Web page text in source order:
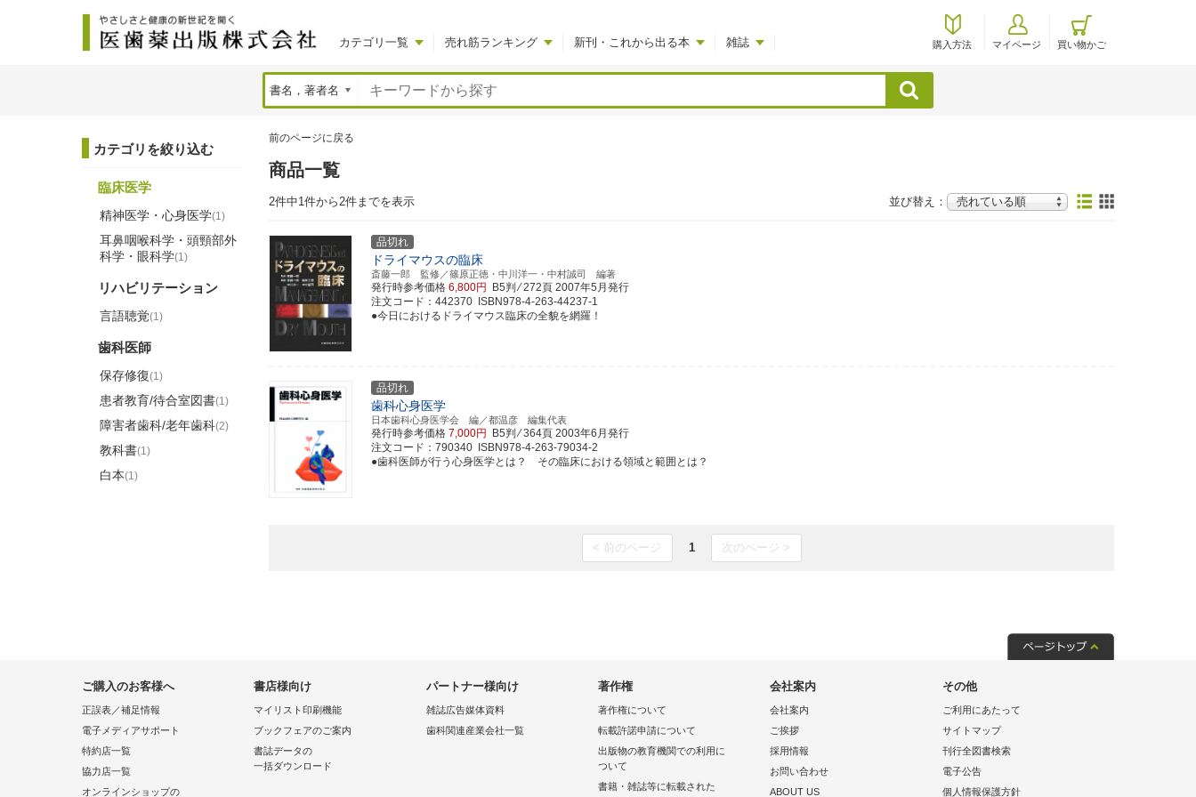
カテゴリ一覧 売れ筋ランキング 新刊・これから出る本 雑誌 購入方法 マイページ 買い物かご
検索
前のページに戻る
商品一覧
2件中1件から2件までを表示 並び替え：
品切れ
ドライマウスの臨床
斎藤一郎 監修／篠原正徳・中川洋一・中村誠司 編著
発行時参考価格 6,800円 B5判 ⁄ 272頁 2007年5月発行
注文コード：442370 ISBN978-4-263-44237-1
●今日におけるドライマウス臨床の全貌を網羅！
品切れ
歯科心身医学
日本歯科心身医学会 編／都温彦 編集代表
発行時参考価格 7,000円 B5判 ⁄ 364頁 2003年6月発行
注文コード：790340 ISBN978-4-263-79034-2
●歯科医師が行う心身医学とは？ その臨床における領域と範囲とは？
< 前のページ 1 次のページ >
カテゴリを絞り込む
臨床医学
精神医学・心身医学(1)
耳鼻咽喉科学・頭頸部外
科学・眼科学(1)
リハビリテーション
言語聴覚(1)
歯科医師
保存修復(1)
患者教育/待合室図書(1)
障害者歯科/老年歯科(2)
教科書(1)
白本(1)
ご購入のお客様へ
正誤表／補足情報
電子メディアサポート
特約店一覧
協力店一覧
オンラインショップの
書店様向け
マイリスト印刷機能
ブックフェアのご案内
書誌データの
一括ダウンロード
パートナー様向け
雑誌広告媒体資料
歯科関連産業会社一覧
著作権
著作権について
転載許諾申請について
出版物の教育機関での利用に
ついて
書籍・雑誌等に転載された
会社案内
会社案内
ご挨拶
採用情報
お問い合わせ
ABOUT US
その他
ご利用にあたって
サイトマップ
刊行全図書検索
電子公告
個人情報保護方針